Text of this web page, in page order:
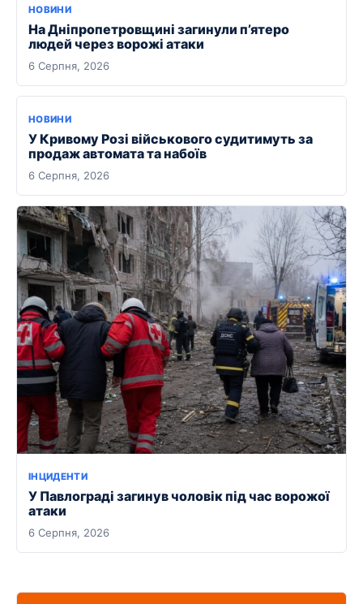
НОВИНИ
На Дніпропетровщині загинули п’ятеро
людей через ворожі атаки
6 Серпня, 2026
НОВИНИ
У Кривому Розі військового судитимуть за
продаж автомата та набоїв
6 Серпня, 2026
ІНЦИДЕНТИ
У Павлограді загинув чоловік під час ворожої
атаки
6 Серпня, 2026